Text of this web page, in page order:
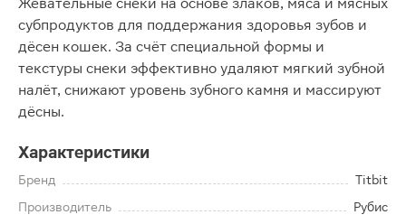
субпродуктов для поддержания здоровья зубов и
дёсен кошек. За счёт специальной формы и
текстуры снеки эффективно удаляют мягкий зубной
налёт, снижают уровень зубного камня и массируют
дёсны.
Характеристики
Бренд
Titbit
Производитель
Рубис